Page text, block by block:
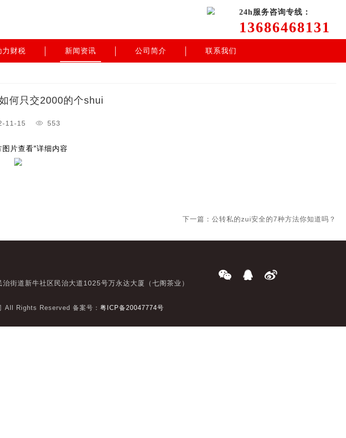
24h服务咨询专线：
13686468131
力财税 新闻资讯 公司简介 联系我们
何只交2000的个shui
11-15 553
图片查看”详细内容
下一篇：公转私的zui安全的7种方法你知道吗？
治街道新牛社区民治大道1025号万永达大厦（七阁茶业）
All Rights Reserved 备案号： 粤ICP备20047774号